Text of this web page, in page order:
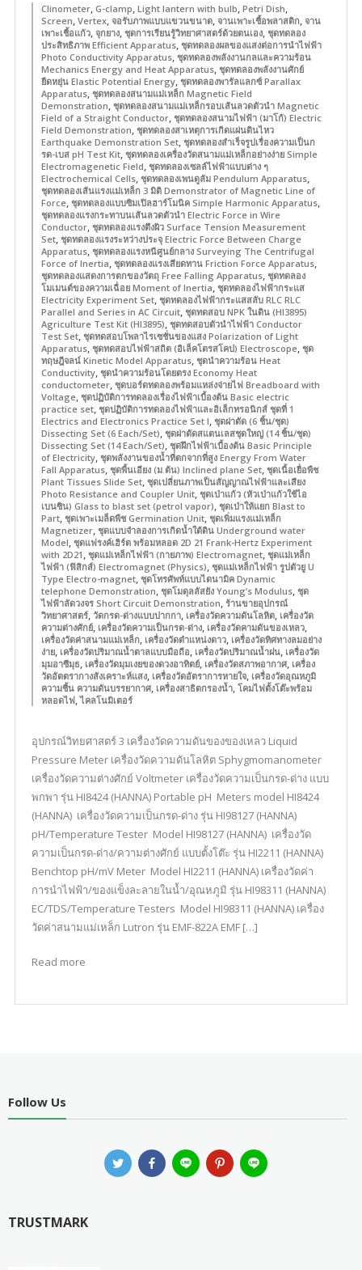
Clinometer, G-clamp, Light lantern with bulb, Petri Dish,
Screen, Vertex, จอรับภาพแบบแขวนขนาด, จานเพาะเชื้อพลาสติก, จาน
เพาะเชื้อแก้ว, จุกยาง, ชุดการเรียนรู้วิทยาศาสตร์ด้วยตนเอง, ชุดทดลอง
ประสิทธิภาพ Efficient Apparatus, ชุดทดลองผลของแสงต่อการนำไฟฟ้า
Photo Conductivity Apparatus, ชุดทดลองพลังงานกลและความร้อน
Mechanics Energy and Heat Apparatus, ชุดทดลองพลังงานศักย์
ยืดหยุ่น Elastic Potential Energy, ชุดทดลองพารัลแลกซ์ Parallax
Apparatus, ชุดทดลองสนามแม่เหล็ก Magnetic Field
Demonstration, ชุดทดลองสนามแม่เหล็กรอบเส้นลวดตัวนำ Magnetic
Field of a Straight Conductor, ชุดทดลองสนามไฟฟ้า (มาโก้) Electric
Field Demonstration, ชุดทดลองสาเหตุการเกิดแผ่นดินไหว
Earthquake Demonstration Set, ชุดทดลองสำเร็จรูปเรื่องความเป็นก
รด-เบส pH Test Kit, ชุดทดลองเครื่องวัดสนามแม่เหล็กอย่างง่าย Simple
Electromagenetic Field, ชุดทดลองเซลล์ไฟฟ้าแบบต่าง ๆ
Electrochemical Cells, ชุดทดลองเพนดูลัม Pendulum Apparatus,
ชุดทดลองเส้นแรงแม่เหล็ก 3 มิติ Demonstrator of Magnetic Line of
Force, ชุดทดลองแบบซิมเปิลฮาร์โมนิค Simple Harmonic Apparatus,
ชุดทดลองแรงกระทาบนเส้นลวดตัวนำ Electric Force in Wire
Conductor, ชุดทดลองแรงตึงผิว Surface Tension Measurement
Set, ชุดทดลองแรงระหว่างประจุ Electric Force Between Charge
Apparatus, ชุดทดลองแรงหนีศูนย์กลาง Surveying The Centrifugal
Force of Inertia, ชุดทดลองแรงเสียดทาน Friction Force Apparatus,
ชุดทดลองแสดงการตกของวัตถุ Free Falling Apparatus, ชุดทดลอง
โมเมนต์ของความเฉื่อย Moment of Inertia, ชุดทดลองไฟฟ้ากระแส
Electricity Experiment Set, ชุดทดลองไฟฟ้ากระแสสลับ RLC RLC
Parallel and Series in AC Circuit, ชุดทดสอบ NPK ในดิน (HI3895)
Agriculture Test Kit (HI3895), ชุดทดสอบตัวนำไฟฟ้า Conductor
Test Set, ชุดทดสอบโพลาไรเซชั่นของแสง Polarization of Light
Apparatus, ชุดทดสอบไฟฟ้าสถิต (อิเล็คโตรสโคป) Electroscope, ชุด
ทฤษฎีจลน์ Kinetic Model Apparatus, ชุดนำความร้อน Heat
Conductivity, ชุดนำความร้อนโดยตรง Economy Heat
conductometer, ชุดบอร์ดทดลองพร้อมแหล่งจ่ายไฟ Breadboard with
Voltage, ชุดปฏิบัติการทดลองเรื่องไฟฟ้าเบื้องต้น Basic electric
practice set, ชุดปฏิบัติการทดลองไฟฟ้าและอิเล็กทรอนิกส์ ชุดที่ 1
Electrics and Electronics Practice Set I, ชุดผ่าตัด (6 ชิ้น/ชุด)
Dissecting Set (6 Each/Set), ชุดผ่าตัดสแตนเลสชุดใหญ่ (14 ชิ้น/ชุด)
Dissecting Set (14 Each/Set), ชุดฝึกไฟฟ้าเบื้องต้น Basic Principle
of Electricity, ชุดพลังงานของน้ำที่ตกจากที่สูง Energy From Water
Fall Apparatus, ชุดพื้นเอียง (ม.ต้น) Inclined plane Set, ชุดเนื้อเยื่อพืช
Plant Tissues Slide Set, ชุดเปลี่ยนภาพเป็นสัญญาณไฟฟ้าและเสียง
Photo Resistance and Coupler Unit, ชุดเป่าแก้ว (หัวเป่าแก้วใช้ไอ
เบนซิน) Glass to blast set (petrol vapor), ชุดเป่าให้แยก Blast to
Part, ชุดเพาะเมล็ดพืช Germination Unit, ชุดเพิ่มแรงแม่เหล็ก
Magnetizer, ชุดแบบจำลองการเกิดน้ำใต้ดิน Underground water
Model, ชุดแฟรงค์เฮิร์ต พร้อมหลอด 2D 21 Frank-Hertz Experiment
with 2D21 , ชุดแม่เหล็กไฟฟ้า (กายภาพ) Electromagnet, ชุดแม่เหล็ก
ไฟฟ้า (ฟิสิกส์) Electromagnet (Physics), ชุดแม่เหล็กไฟฟ้า รูปตัวยู U
Type Electro-magnet, ชุดโทรศัพท์แบบไดนามิค Dynamic
telephone Demonstration, ชุดโมดุลลัสยัง Young’s Modulus, ชุด
ไฟฟ้าลัดวงจร Short Circuit Demonstration, ร้านขายอุปกรณ์
วิทยาศาสตร์, วัดกรด-ด่างแบบปากกา, เครื่องวัดความดันโลหิต, เครื่องวัด
ความต่างศักย์, เครื่องวัดความเป็นกรด-ด่าง, เครื่องวัดคามดันของเหลว,
เครื่องวัดค่าสนามแม่เหล็ก, เครื่องวัดตำแหน่งดาว, เครื่องวัดทิศทางลมอย่าง
ง่าย, เครื่องวัดปริมาณน้ำตาลแบบมือถือ, เครื่องวัดปริมาณน้ำฝน, เครื่องวัด
มุมอาซีมุธ, เครื่องวัดมุมเงยของดวงอาทิตย์, เครื่องวัดสภาพอากาศ, เครื่อง
วัดอัตตรากางสังเคราะห์แสง, เครื่องวัดอัตราการหายใจ, เครื่องวัดอุณหภูมิ
ความชื้น ความดันบรรยากาศ, เครื่องสาธิตกรองน้ำ, โคมไฟตั้งโต๊ะพร้อม
หลอดไฟ,ไคลโนมิเตอร์
อุปกรณ์วิทยศาสตร์ 3 เครื่องวัดความดันของของเหลว Liquid
Pressure Meter เครื่องวัดความดันโลหิต Sphygmomanometer
เครื่องวัดความต่างศักย์ Voltmeter เครื่องวัดความเป็นกรด-ด่าง แบบ
พกพา รุ่น HI8424 (HANNA) Portable pH Meters model HI8424
(HANNA) เครื่องวัดความเป็นกรด-ด่าง รุ่น HI98127 (HANNA)
pH/Temperature Tester Model HI98127 (HANNA) เครื่องวัด
ความเป็นกรด-ด่าง/ความต่างศักย์ แบบตั้งโต๊ะ รุ่น HI2211 (HANNA)
Benchtop pH/mV Meter Model HI2211 (HANNA) เครื่องวัดค่า
การนำไฟฟ้า/ของแข็งละลายในน้ำ/อุณหภูมิ รุ่น HI98311 (HANNA)
EC/TDS/Temperature Testers Model HI98311 (HANNA) เครื่อง
วัดค่าสนามแม่เหล็ก Lutron รุ่น EMF-822A EMF […]
Read more
Follow Us
TRUSTMARK